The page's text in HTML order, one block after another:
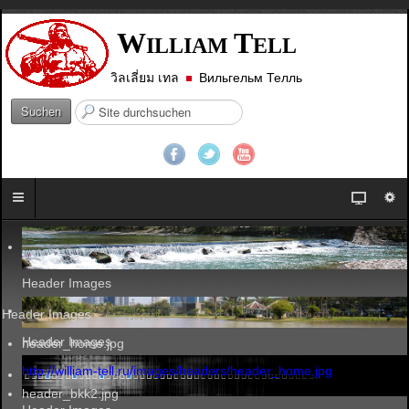
WILLIAM TELL
วิลเลี่ยม เทล Вильгельм Телль
Suchen
S
e
.
.
.
Header Images
Header Images
Header Images
header_home.jpg
http://william-tell.ru/images/headers/header_home.jpg
header_bkk2.jpg